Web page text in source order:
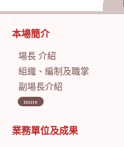
:::
本場簡介
場長 介紹
組織、編制及職掌
副場長介紹
more
業務單位及成果